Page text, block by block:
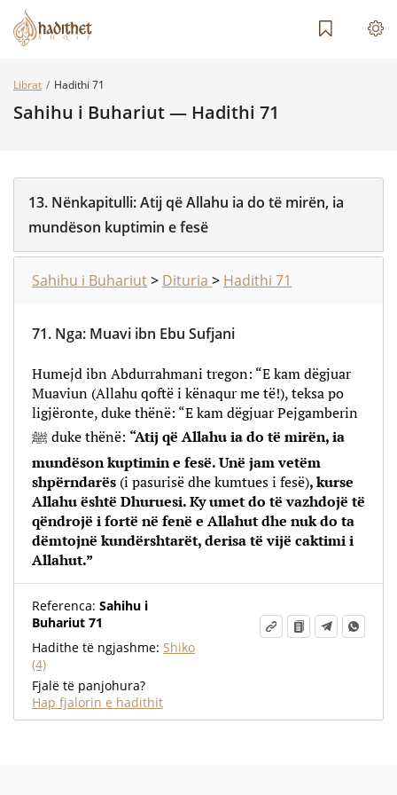
Librat Hadithi 71
Sahihu i Buhariut — Hadithi 71
13. Nënkapitulli:Atij që Allahu ia do të mirën, ia
mundëson kuptimin e fesë
Sahihu i Buhariut> Dituria > Hadithi 71
71. Nga: Muavi ibn Ebu Sufjani
Humejd ibn Abdurrahmani tregon: “E kam dëgjuar
Muaviun (Allahu qoftë i kënaqur me të!), teksa po
ligjëronte, duke thënë: “E kam dëgjuar Pejgamberin
ﷺ duke thënë: “Atij që Allahu ia do të mirën, ia
mundëson kuptimin e fesë. Unë jam vetëm
shpërndarës (i pasurisë dhe kumtues i fesë), kurse
Allahu është Dhuruesi. Ky umet do të vazhdojë të
qëndrojë i fortë në fenë e Allahut dhe nuk do ta
dëmtojnë kundërshtarët, derisa të vijë caktimi i
Allahut.”
Referenca: Sahihu i
Buhariut 71
Hadithe të ngjashme: Shiko
(4)
Fjalë të panjohura?
Hap fjalorin e hadithit